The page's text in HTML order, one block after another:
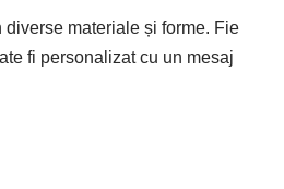
materiale și forme. Fie
fi personalizat cu un mesaj